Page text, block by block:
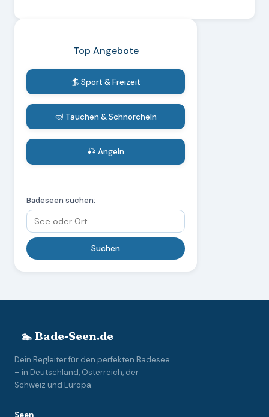
Top Angebote
🏄 Sport & Freizeit
🤿 Tauchen & Schnorcheln
🎣 Angeln
Badeseen suchen:
🏊 Bade-Seen.de
Dein Begleiter für den perfekten Badesee
– in Deutschland, Österreich, der
Schweiz und Europa.